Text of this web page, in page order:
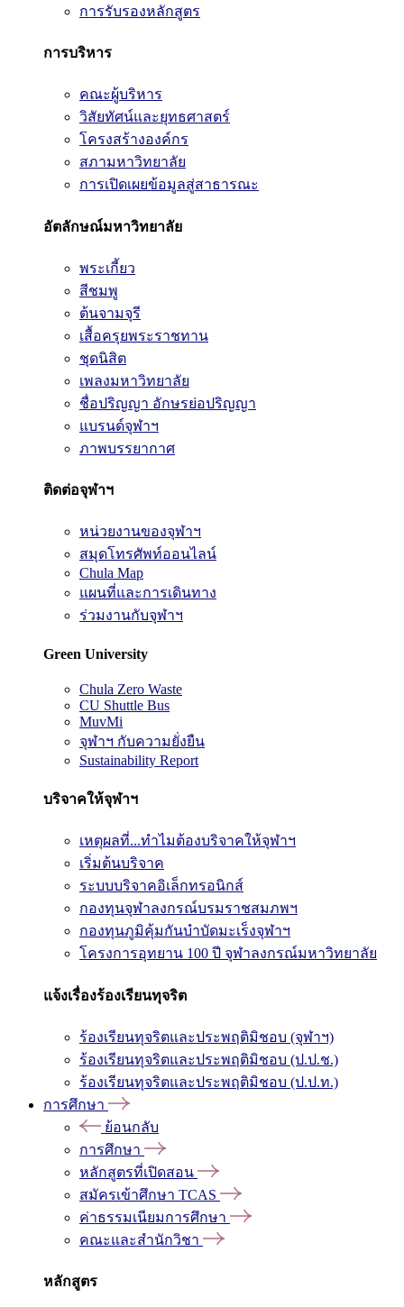
การรับรองหลักสูตร
การบริหาร
คณะผู้บริหาร
วิสัยทัศน์และยุทธศาสตร์
โครงสร้างองค์กร
สภามหาวิทยาลัย
การเปิดเผยข้อมูลสู่สาธารณะ
อัตลักษณ์มหาวิทยาลัย
พระเกี้ยว
สีชมพู
ต้นจามจุรี
เสื้อครุยพระราชทาน
ชุดนิสิต
เพลงมหาวิทยาลัย
ชื่อปริญญา อักษรย่อปริญญา
แบรนด์จุฬาฯ
ภาพบรรยากาศ
ติดต่อจุฬาฯ
หน่วยงานของจุฬาฯ
สมุดโทรศัพท์ออนไลน์
Chula Map
แผนที่และการเดินทาง
ร่วมงานกับจุฬาฯ
Green University
Chula Zero Waste
CU Shuttle Bus
MuvMi
จุฬาฯ กับความยั่งยืน
Sustainability Report
บริจาคให้จุฬาฯ
เหตุผลที่...ทำไมต้องบริจาคให้จุฬาฯ
เริ่มต้นบริจาค
ระบบบริจาคอิเล็กทรอนิกส์
กองทุนจุฬาลงกรณ์บรมราชสมภพฯ
กองทุนภูมิคุ้มกันบำบัดมะเร็งจุฬาฯ
โครงการอุทยาน 100 ปี จุฬาลงกรณ์มหาวิทยาลัย
แจ้งเรื่องร้องเรียนทุจริต
ร้องเรียนทุจริตและประพฤติมิชอบ (จุฬาฯ)
ร้องเรียนทุจริตและประพฤติมิชอบ (ป.ป.ช.)
ร้องเรียนทุจริตและประพฤติมิชอบ (ป.ป.ท.)
การศึกษา
ย้อนกลับ
การศึกษา
หลักสูตรที่เปิดสอน
สมัครเข้าศึกษา TCAS
ค่าธรรมเนียมการศึกษา
คณะและสำนักวิชา
หลักสูตร